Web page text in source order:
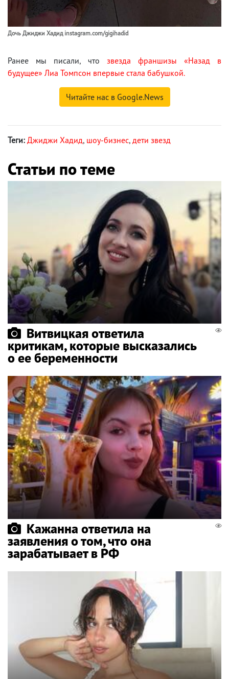
Дочь Джиджи Хадид instagram.com/gigihadid
Ранее мы писали, что звезда франшизы «Назад в
будущее» Лиа Томпсон впервые стала бабушкой.
Читайте нас в Google.News
Теги: Джиджи Хадид, шоу-бизнес, дети звезд
Статьи по теме
Витвицкая ответила
критикам, которые высказались
о ее беременности
Кажанна ответила на
заявления о том, что она
зарабатывает в РФ